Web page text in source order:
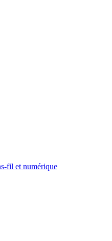
fil et numérique